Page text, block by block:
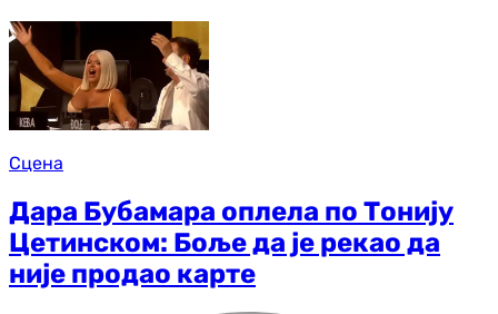
Сцена
Дара Бубамара оплела по Тонију
Цетинском: Боље да је рекао да
није продао карте